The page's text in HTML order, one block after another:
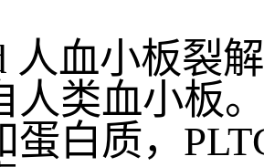
人血小板裂
人类血小板
蛋白质，